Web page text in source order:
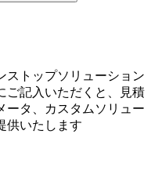
ストップソリューション
ご記入いただくと、見積
ータ、カスタムソリュー
供いたします